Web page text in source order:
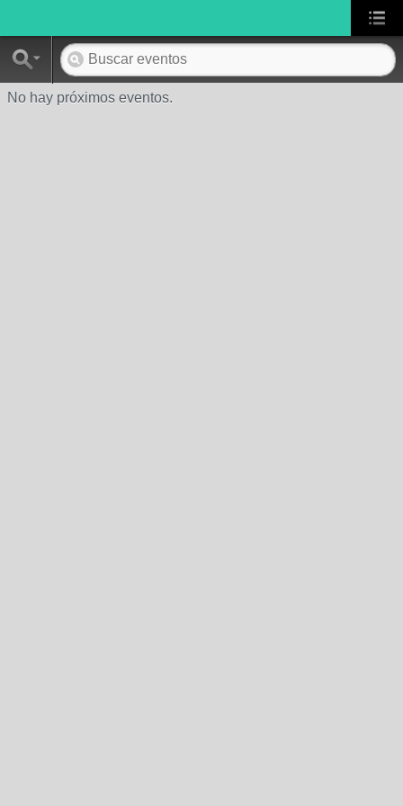
No hay próximos eventos.